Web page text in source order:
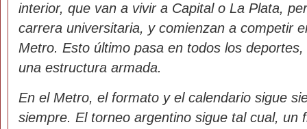
interior, que van a vivir a Capital o La Plata,
carrera universitaria, y comienzan a competir
Metro. Esto último pasa en todos los
una estructura armada.
En el Metro, el formato y el calendario sigue
siempre. El torneo argentino sigue tal cual, un